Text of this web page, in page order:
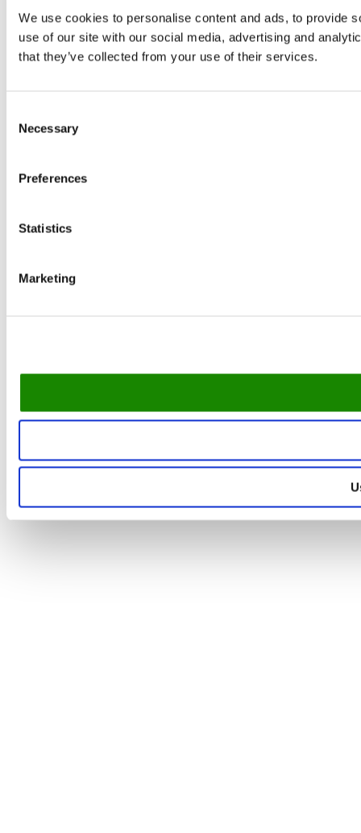
We use cookies to personalise content and ads, to provide
use of our site with our social media, advertising and
that they’ve collected from your use of their services.
Selection
Necessary
Preferences
Statistics
Marketing